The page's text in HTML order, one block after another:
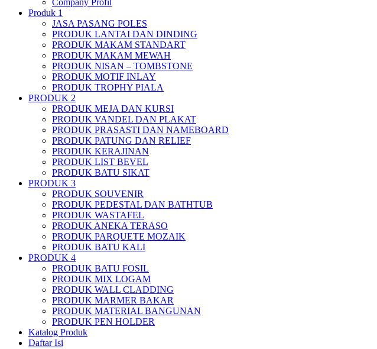
Company Profil
Produk 1
JASA PASANG POLES
PRODUK LANTAI DAN DINDING
PRODUK MAKAM STANDART
PRODUK MAKAM MEWAH
PRODUK NISAN – TOMBSTONE
PRODUK MOTIF INLAY
PRODUK TROPHY PIALA
PRODUK 2
PRODUK MEJA DAN KURSI
PRODUK VANDEL DAN PLAKAT
PRODUK PRASASTI DAN NAMEBOARD
PRODUK PATUNG DAN RELIEF
PRODUK KERAJINAN
PRODUK LIST BEVEL
PRODUK BATU SIKAT
PRODUK 3
PRODUK SOUVENIR
PRODUK PEDESTAL DAN BATHTUB
PRODUK WASTAFEL
PRODUK ANEKA TERASO
PRODUK PARQUETE MOZAIK
PRODUK BATU KALI
PRODUK 4
PRODUK BATU FOSIL
PRODUK MIX LOGAM
PRODUK WALL CLADDING
PRODUK MARMER BAKAR
PRODUK MATERIAL BANGUNAN
PRODUK PEN HOLDER
Katalog Produk
Daftar Isi